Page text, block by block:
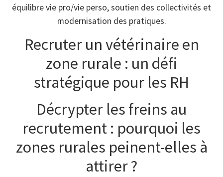
équilibre vie pro/vie perso, soutien des collectivités et
modernisation des pratiques.
Recruter un vétérinaire en
zone rurale : un défi
stratégique pour les RH
Décrypter les freins au
recrutement : pourquoi les
zones rurales peinent-elles à
attirer ?